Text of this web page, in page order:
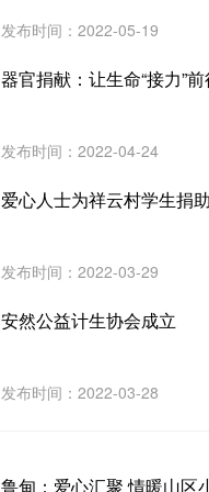
发布时间：2022-05-19
器官捐献：让生命“接力”
发布时间：2022-04-24
爱心人士为祥云村学生捐
发布时间：2022-03-29
安然公益计生协会成立
发布时间：2022-03-28
鲁甸：爱心汇聚 情暖山区